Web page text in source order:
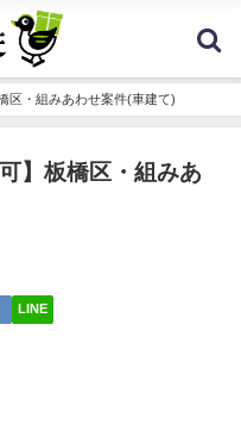
区・組みあわせ案件(車建て)
】板橋区・組みあ
LINE